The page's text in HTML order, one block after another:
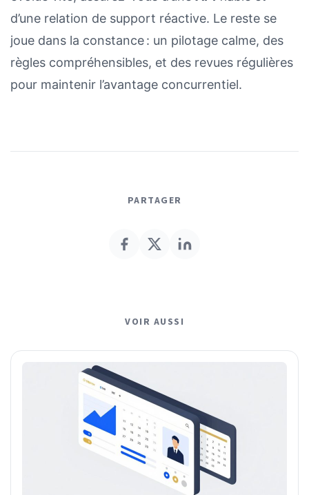
d’une relation de support réactive. Le reste se
joue dans la constance : un pilotage calme, des
règles compréhensibles, et des revues régulières
pour maintenir l’avantage concurrentiel.
PARTAGER
VOIR AUSSI